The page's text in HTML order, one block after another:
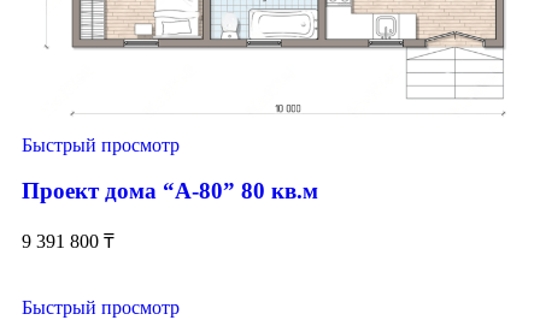
Быстрый просмотр
Проект дома “А-80” 80 кв.м
9 391 800 ₸
Быстрый просмотр